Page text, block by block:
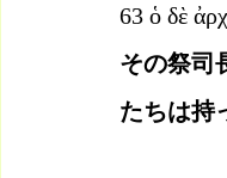
63 ὁ δὲ
その祭司
たちは持